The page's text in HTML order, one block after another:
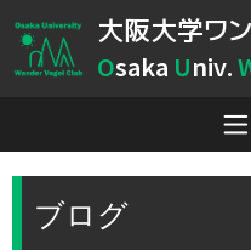
大阪大学ワ
Osaka Univ.
ブログ